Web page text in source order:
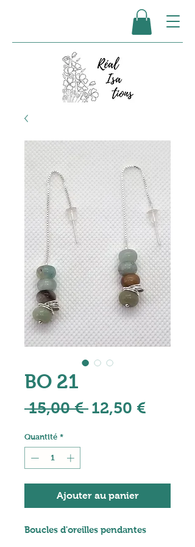
BO 21
15,00 € Prix
12,50 €
Quantité *
Ajouter au panier
Boucles d'oreilles pendantes